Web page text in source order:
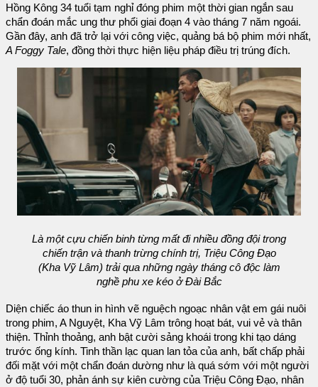
Hồng Kông 34 tuổi tạm nghỉ đóng phim một thời gian ngắn sau
chẩn đoán mắc ung thư phổi giai đoạn 4 vào tháng 7 năm ngoái.
Gần đây, anh đã trở lại với công việc, quảng bá bộ phim mới nhất,
A Foggy Tale, đồng thời thực hiện liệu pháp điều trị trúng đích.
Là một cựu chiến binh từng mất đi nhiều đồng đội trong
chiến trận và thanh trừng chính trị, Triệu Công Đạo
(Kha Vỹ Lâm) trải qua những ngày tháng cô độc làm
nghề phu xe kéo ở Đài Bắc
Diện chiếc áo thun in hình vẽ nguệch ngoạc nhân vật em gái nuôi
trong phim, A Nguyệt, Kha Vỹ Lâm trông hoạt bát, vui vẻ và thân
thiện. Thỉnh thoảng, anh bật cười sảng khoái trong khi tạo dáng
trước ống kính. Tinh thần lạc quan lan tỏa của anh, bất chấp phải
đối mặt với một chẩn đoán dường như là quá sớm với một người
ở độ tuổi 30, phản ánh sự kiên cường của Triệu Công Đạo, nhân